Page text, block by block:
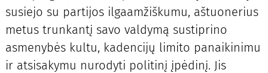
susiejo su partijos ilgaamžiškumu, aštuonerius
metus trunkantį savo valdymą sustiprino
asmenybės kultu, kadencijų limito panaikinimu
ir atsisakymu nurodyti politinį įpėdinį. Jis